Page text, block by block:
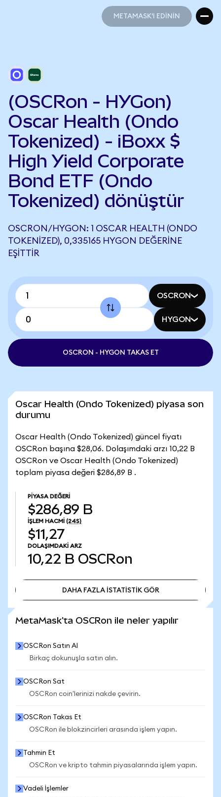
METAMASK'I EDİNİN
(OSCRon - HYGon)
Oscar Health (Ondo
Tokenized) - iBoxx $
High Yield Corporate
Bond ETF (Ondo
Tokenized) dönüştür
OSCRON/HYGON: 1 OSCAR HEALTH (ONDO
TOKENIZED), 0,335165 HYGON DEĞERINE
EŞITTIR
OSCRON
HYGON
OSCRON - HYGON TAKAS ET
Oscar Health (Ondo Tokenized) piyasa son
durumu
Oscar Health (Ondo Tokenized) güncel fiyatı
OSCRon başına $28,06. Dolaşımdaki arzı 10,22 B
OSCRon ve Oscar Health (Ondo Tokenized)
toplam piyasa değeri $286,89 B .
PIYASA DEĞERI
$286,89 B
İŞLEM HACMI (24S)
$11,27
DOLAŞIMDAKI ARZ
10,22 B OSCRon
DAHA FAZLA İSTATİSTİK GÖR
MetaMask'ta OSCRon ile neler yapılır
OSCRon Satın Al
Birkaç dokunuşla satın alın.
OSCRon Sat
OSCRon coin'lerinizi nakde çevirin.
OSCRon Takas Et
OSCRon ile blokzincirleri arasında işlem yapın.
Tahmin Et
OSCRon ve kripto tahmin piyasalarında işlem yapın.
Vadeli İşlemler